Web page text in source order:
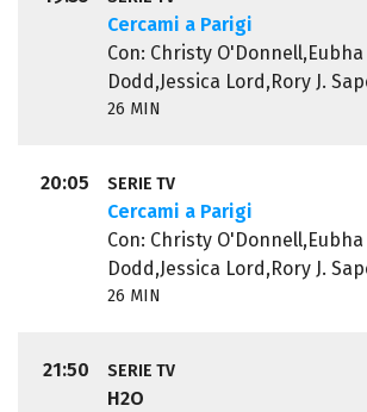
Cercami a Parigi
Con: Christy
Dodd,Jessica Lord,Rory J.
26 MIN
20:05 SERIE TV
Cercami a Parigi
Con: Christy
Dodd,Jessica Lord,Rory J.
26 MIN
21:50 SERIE TV
H2O